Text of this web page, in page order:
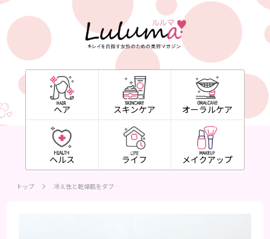
ヘア スキンケア オーラルケア
ヘルス ライフ メイクアップ
トップ 冷え性と乾燥肌をダブ…